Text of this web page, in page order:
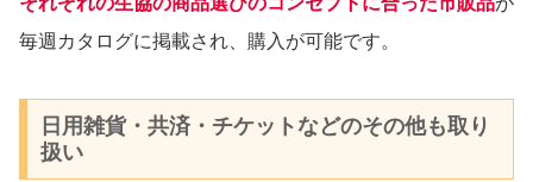
毎週カタログに掲載され、購入が可能です。
日用雑貨・共済・チケットなどのその他も取り
扱い